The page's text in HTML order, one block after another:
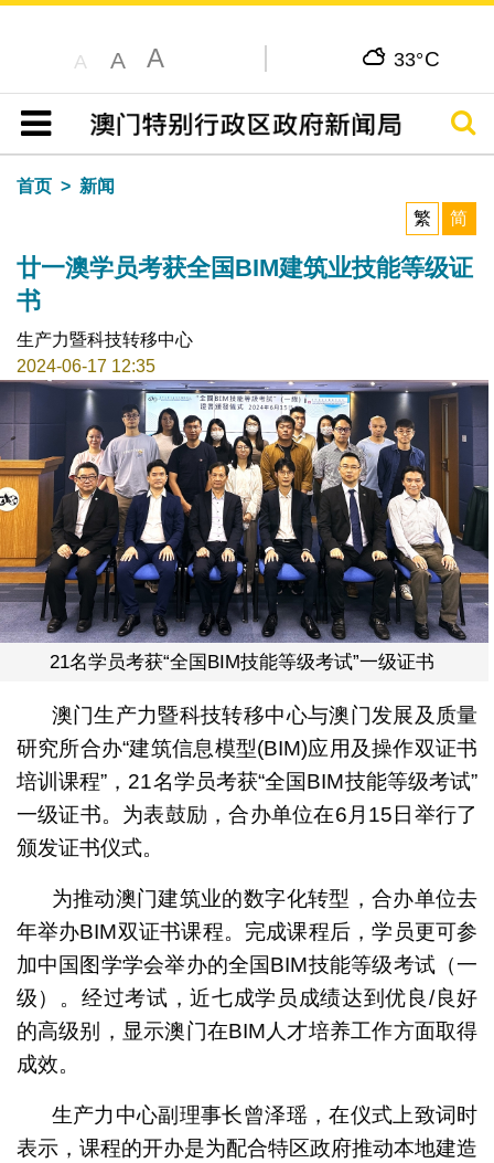
A A A 33°C
目录
搜寻
首页
新闻
繁
简
廿一澳学员考获全国BIM建筑业技能等级证
书
生产力暨科技转移中心
2024-06-17 12:35
21名学员考获“全国BIM技能等级考试”一级证书
澳门生产力暨科技转移中心与澳门发展及质量
研究所合办“建筑信息模型(BIM)应用及操作双证书
培训课程”，21名学员考获“全国BIM技能等级考试”
一级证书。为表鼓励，合办单位在6月15日举行了
颁发证书仪式。
为推动澳门建筑业的数字化转型，合办单位去
年举办BIM双证书课程。完成课程后，学员更可参
加中国图学学会举办的全国BIM技能等级考试（一
级）。经过考试，近七成学员成绩达到优良/良好
的高级别，显示澳门在BIM人才培养工作方面取得
成效。
生产力中心副理事长曾泽瑶，在仪式上致词时
表示，课程的开办是为配合特区政府推动本地建造